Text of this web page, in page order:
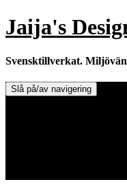
Hoppa
till
Jaija's
Svensktillverkat.
Slå på/av navigering